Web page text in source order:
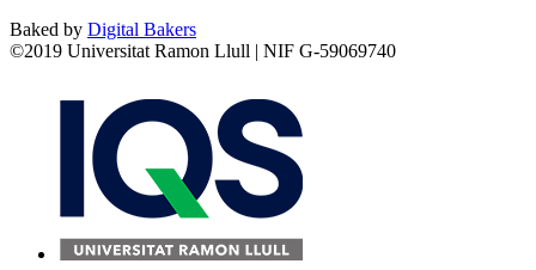
Baked by Digital Bakers
©2019 Universitat Ramon Llull | NIF G-59069740